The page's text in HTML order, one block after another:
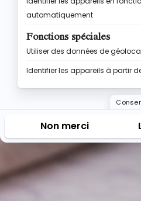
RETROUVE LA
pour toi, avec tous mes
cuisine et